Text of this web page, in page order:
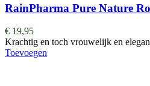
RainPharma Pure Nature
€ 19,95
Krachtig en toch vrouwelijk en
Toevoegen